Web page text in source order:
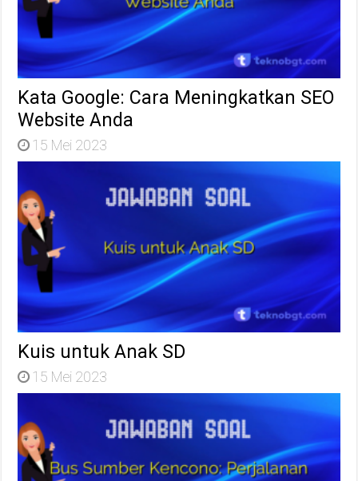
Kata Google: Cara Meningkatkan SEO
Website Anda
15 Mei 2023
Kuis untuk Anak SD
15 Mei 2023